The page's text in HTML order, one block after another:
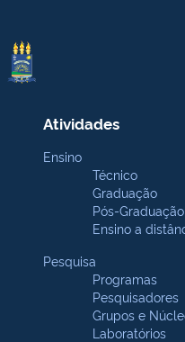
Atividades
Ensino
Técnico
Graduação
Pós-Graduação
Ensino a
Pesquisa
Programas
Pesquisadores
Grupos e
Laboratórios